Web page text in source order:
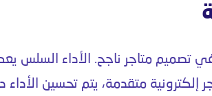
تصميم متاجر ناجح. الأداء السلس
إلكترونية متقدمة، يتم تحسين